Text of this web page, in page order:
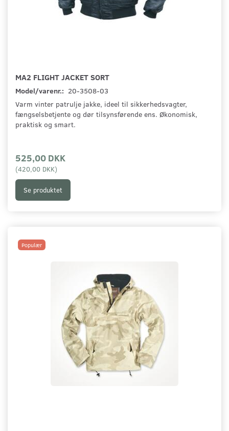
MA2 FLIGHT JACKET SORT
Model/varenr.: 20-3508-03
Varm vinter patrulje jakke, ideel til sikkerhedsvagter,
fængselsbetjente og dør tilsynsførende ens. Økonomisk,
praktisk og smart.
525,00 DKK
(420,00 DKK)
Se produktet
Populær